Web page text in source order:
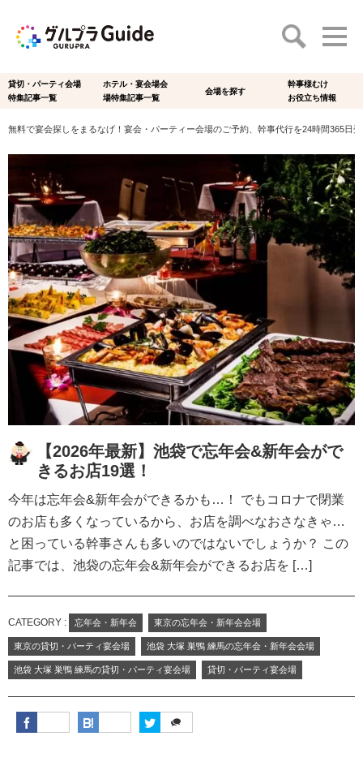
貸切・パーティ会場
特集記事一覧
ホテル・宴会場会
場特集記事一覧
会場を探す
幹事様むけ
お役立ち情報
無料で宴会探しをまるなげ！宴会・パーティー会場のご予約、幹事代行を24時間365日
【2026年最新】池袋で忘年会&新年会がで
きるお店19選！
今年は忘年会&新年会ができるかも…！ でもコロナで閉業
のお店も多くなっているから、お店を調べなおさなきゃ…
と困っている幹事さんも多いのではないでしょうか？ この
記事では、池袋の忘年会&新年会ができるお店を […]
CATEGORY : 忘年会・新年会 東京の忘年会・新年会会場
東京の貸切・パーティ宴会場 池袋 大塚 巣鴨 練馬の忘年会・新年会会場
池袋 大塚 巣鴨 練馬の貸切・パーティ宴会場 貸切・パーティ宴会場